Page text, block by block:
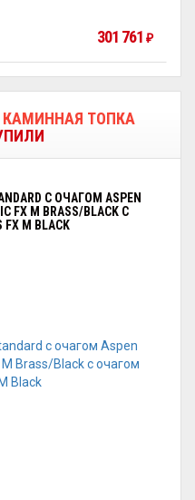
301 761 ₽
КАМИННАЯ ТОПКА
С ОЧАГОМ АSPEN
FX M BRASS/BLACK С
M BLACK